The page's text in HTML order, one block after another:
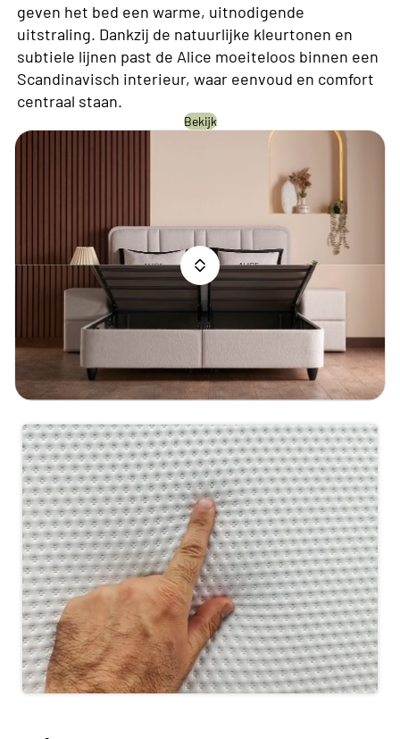
geven het bed een warme, uitnodigende
uitstraling. Dankzij de natuurlijke kleurtonen en
subtiele lijnen past de Alice moeiteloos binnen een
Scandinavisch interieur, waar eenvoud en comfort
centraal staan.
Bekijk